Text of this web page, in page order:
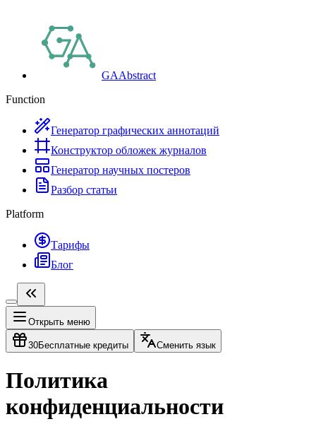
GAAbstract
Function
Генератор графических аннотаций
Конструктор обложек журналов
Генератор научных постеров
Разбор статьи
Platform
Тарифы
Блог
Открыть меню
30Бесплатные кредиты Сменить язык
Политика
конфиденциальности